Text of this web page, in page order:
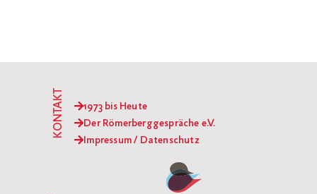
1973 bis Heute
Der Römerberggespräche e.V.
Impressum / Datenschutz
KONTAKT